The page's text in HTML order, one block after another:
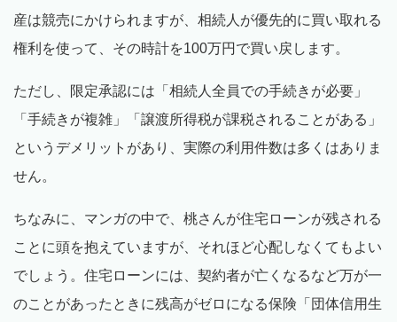
産は競売にかけられますが、相続人が優先的に買い取れる
権利を使って、その時計を100万円で買い戻します。
ただし、限定承認には「相続人全員での手続きが必要」
「手続きが複雑」「譲渡所得税が課税されることがある」
というデメリットがあり、実際の利用件数は多くはありま
せん。
ちなみに、マンガの中で、桃さんが住宅ローンが残される
ことに頭を抱えていますが、それほど心配しなくてもよい
でしょう。住宅ローンには、契約者が亡くなるなど万が一
のことがあったときに残高がゼロになる保険「団体信用生